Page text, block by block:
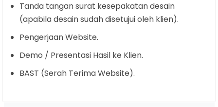
Tanda tangan surat kesepakatan desain
(apabila desain sudah disetujui oleh klien).
Pengerjaan Website.
Demo / Presentasi Hasil ke Klien.
BAST (Serah Terima Website).